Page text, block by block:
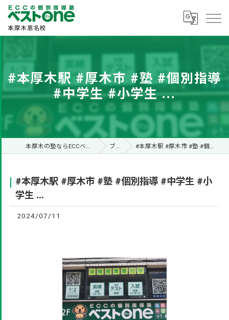
#本厚木駅 #厚木市 #塾 #個別指導
#中学生 #小学生 ...
本厚木の塾ならECCベストone本厚木恩名校 ブログ #本厚木駅 #厚木市 #塾 #個別指導 #中学生 #小学生 ...
#本厚木駅 #厚木市 #塾 #個別指導 #中学生 #小
学生 ...
2024/07/11